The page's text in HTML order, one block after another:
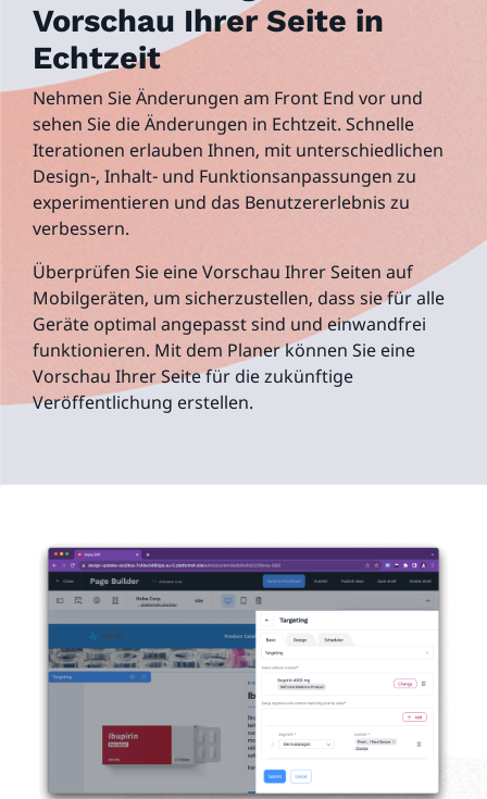
Vorschau Ihrer Seite in
Echtzeit
Nehmen Sie Änderungen am Front End vor und
sehen Sie die Änderungen in Echtzeit. Schnelle
Iterationen erlauben Ihnen, mit unterschiedlichen
Design-, Inhalt- und Funktionsanpassungen zu
experimentieren und das Benutzererlebnis zu
verbessern.
Überprüfen Sie eine Vorschau Ihrer Seiten auf
Mobilgeräten, um sicherzustellen, dass sie für alle
Geräte optimal angepasst sind und einwandfrei
funktionieren. Mit dem Planer können Sie eine
Vorschau Ihrer Seite für die zukünftige
Veröffentlichung erstellen.